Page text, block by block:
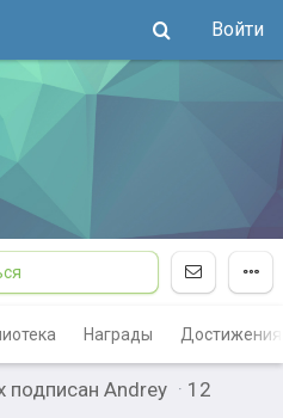
Войти
Награды Достижения
подписан Andrey · 12